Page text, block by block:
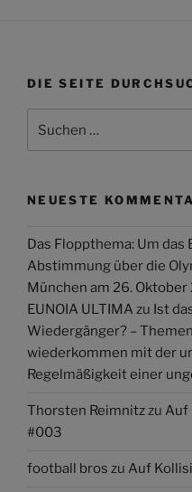
DIE SEITE
nach:
NEUESTE
Das Floppthema: Um das
Abstimmung über die
München am 26. Oktober
EUNOIA ULTIMA zu Ist
Wiedergänger? –
wiederkommen mit der
Regelmäßigkeit einer
Thorsten Reimnitzzu Auf
#003
football bros zu Auf